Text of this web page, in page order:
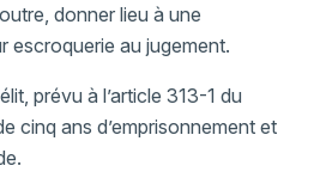
donner lieu à une
escroquerie au jugement.
prévu à l’article 313-1 du
cinq ans d’emprisonnement et